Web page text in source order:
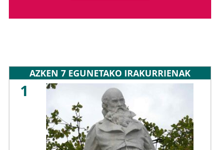
AZKEN 7 EGUNETAKO IRAKURRIENAK
1